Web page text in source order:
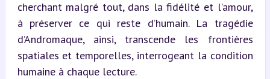
cherchant malgré tout, dans la fidélité et l’amour,
à préserver ce qui reste d’humain. La tragédie
d’Andromaque, ainsi, transcende les frontières
spatiales et temporelles, interrogeant la condition
humaine à chaque lecture.